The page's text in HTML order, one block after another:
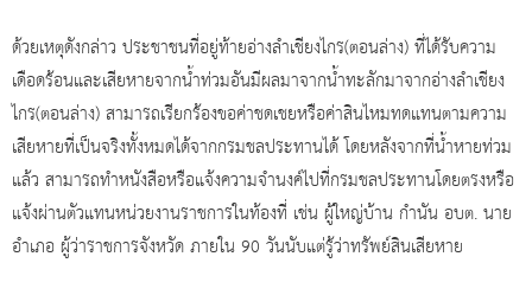
ด้วยเหตุดังกล่าว ประชาชนที่อยู่ท้ายอ่างลำเชียงไกร(ตอนล่าง) ที่ได้รับความ
เดือดร้อนและเสียหายจากน้ำท่วมอันมีผลมาจากน้ำทะลักมาจากอ่างลำเชียง
ไกร(ตอนล่าง) สามารถเรียกร้องขอค่าชดเชยหรือค่าสินไหมทดแทนตามความ
เสียหายที่เป็นจริงทั้งหมดได้จากกรมชลประทานได้ โดยหลังจากที่น้ำหายท่วม
แล้ว สามารถทำหนังสือหรือแจ้งความจำนงค์ไปที่กรมชลประทานโดยตรงหรือ
แจ้งผ่านตัวแทนหน่วยงานราชการในท้องที่ เช่น ผู้ใหญ่บ้าน กำนัน อบต. นาย
อำเภอ ผู้ว่าราชการจังหวัด ภายใน 90 วันนับแต่รู้ว่าทรัพย์สินเสียหาย